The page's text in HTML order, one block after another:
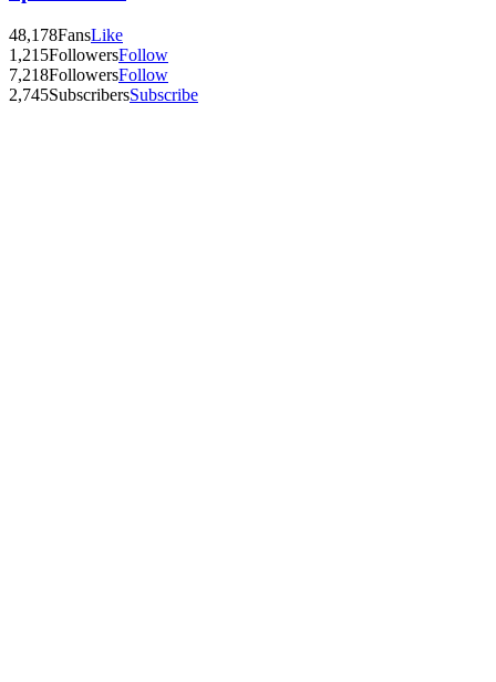
48,178FansLike
1,215FollowersFollow
7,218FollowersFollow
2,745SubscribersSubscribe